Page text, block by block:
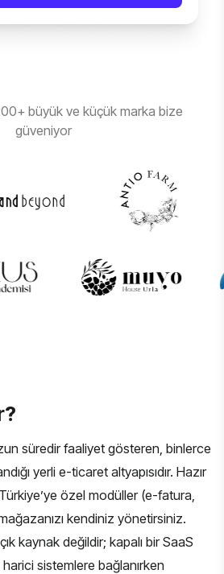
büyük ve küçük marka bize
güveniyor
süredir faaliyet gösteren, binlerce
yerli e-ticaret altyapısıdır. Hazır
özel modüller (e-fatura,
kendiniz yönetirsiniz.
kaynak değildir; kapalı bir SaaS
harici sistemlere bağlanırken